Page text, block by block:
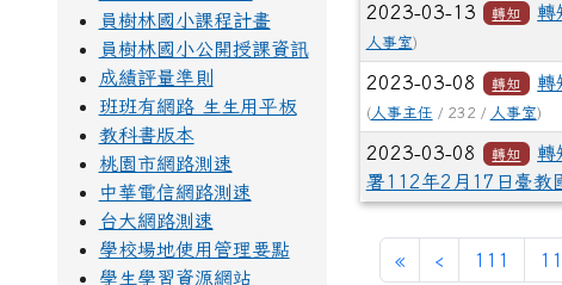
員樹林國小課程計畫
員樹林國小公開授課資訊
成績評量準則
班班有網路 生生用平板
教科書版本
桃園市網路測速
中華電信網路測速
台大網路測速
學校場地使用管理要點
學生學習資源網站
2023-03-13 轉知 轉
人事室)
2023-03-08 轉知 轉
(人事主任 / 232 / 人事室)
2023-03-08 轉知
轉
署112年2月17日臺教
«第一頁
‹ 上一頁
111